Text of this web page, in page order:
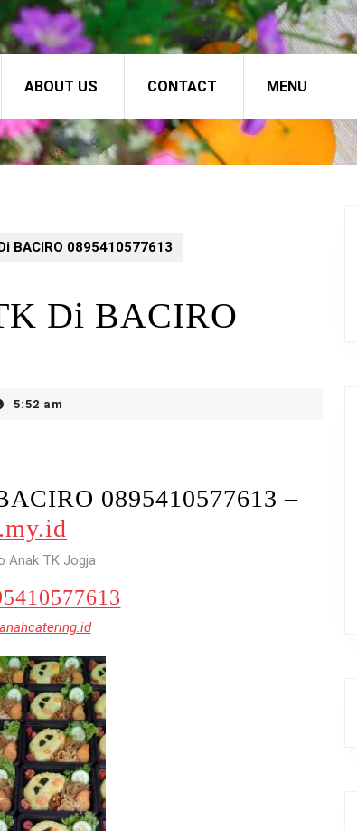
ABOUT US CONTACT MENU
BACIRO 0895410577613
Di BACIRO
5:52 am
0895410577613 –
Anak TK Jogja